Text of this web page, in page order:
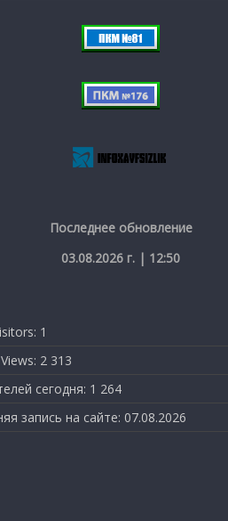
Последнее обновление
03.08.2026 г. | 12:50
1
2 313
сегодня: 1 264
запись на сайте: 07.08.2026